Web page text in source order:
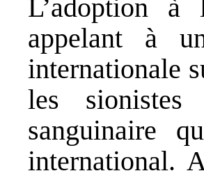
L’adoption
appelant à
internationale
les sionistes
sanguinaire
international.